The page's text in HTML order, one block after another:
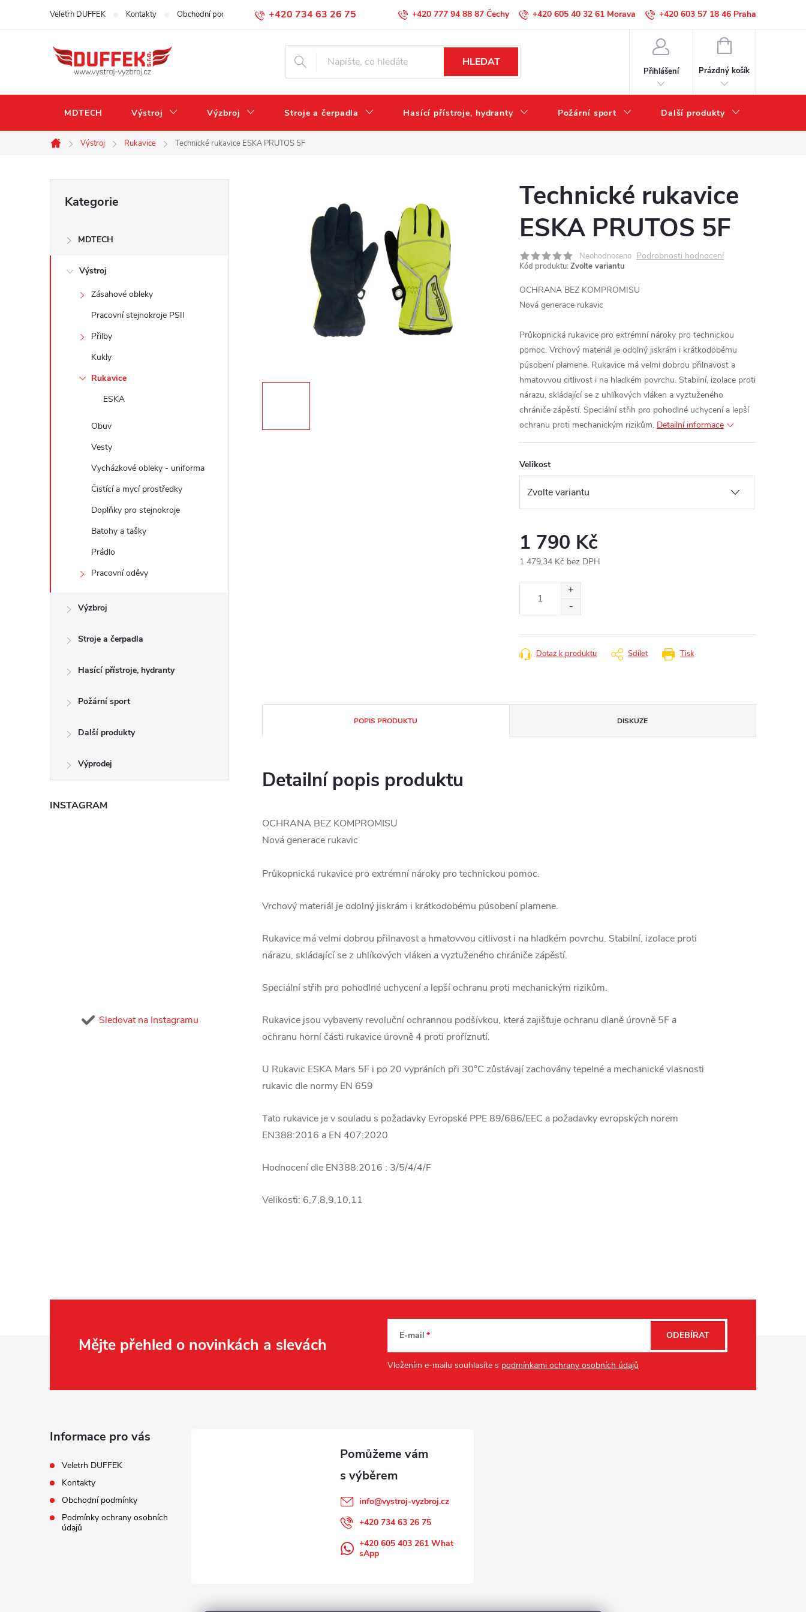
+420 734 63 26 75
Veletrh DUFFEK Kontakty Obchodní podmínky Podmínky ochrany osobních údajů +420 777 94 88 87 +420 605 40 32 61 +420 603 57 18 46
HLEDAT
Přihlášení
NÁKUPNÍ
Prázdný košík
MDTECH Výstroj Výzbroj Stroje a čerpadla Hasící přístroje, hydranty Požární sport Další produkty
Domů
Výstroj Rukavice Technické rukavice ESKA PRUTOS 5F
s
kategorie
Kategorie
MDTECH
Výstroj
Zásahové obleky
Pracovní stejnokroje PSII
Přilby
Kukly
Rukavice
ESKA
Obuv
Vesty
Vycházkové obleky - uniforma
Čistící a mycí prostředky
Doplňky pro stejnokroje
Batohy a tašky
Prádlo
Pracovní oděvy
Výzbroj
Stroje a čerpadla
Hasící přístroje, hydranty
Požární sport
Další produkty
Výprodej
INSTAGRAM
Sledovat na Instagramu
Technické rukavice
ESKA PRUTOS 5F
Neohodnoceno Podrobnosti hodnocení
Kód produktu: Zvolte variantu
OCHRANA BEZ KOMPROMISU
Nová generace rukavic
Průkopnická rukavice pro extrémní nároky pro technickou
pomoc. Vrchový materiál je odolný jiskrám i krátkodobému
púsobení plamene. Rukavice má velmi dobrou přilnavost a
hmatovvou citlivost i na hladkém povrchu. Stabilní, izolace proti
nárazu, skládající se z uhlíkových vláken a vyztuženého
chrániče zápěstí. Speciální střih pro pohodlné uchycení a lepší
ochranu proti mechanickým rizikům. Detailní informace
Velikost
1 790 Kč
1 479,34 Kč bez DPH
Tisk
Dotaz k produktu Sdílet
POPIS PRODUKTU DISKUZE
Detailní popis produktu
OCHRANA BEZ KOMPROMISU
Nová generace rukavic
Průkopnická rukavice pro extrémní nároky pro technickou pomoc.
Vrchový materiál je odolný jiskrám i krátkodobému púsobení plamene.
Rukavice má velmi dobrou přilnavost a hmatovvou citlivost i na hladkém povrchu. Stabilní, izolace proti
nárazu, skládající se z uhlíkových vláken a vyztuženého chrániče zápěstí.
Speciální střih pro pohodlné uchycení a lepší ochranu proti mechanickým rizikům.
Rukavice jsou vybaveny revoluční ochrannou podšívkou, která zajišťuje ochranu dlaně úrovně 5F a
ochranu horní části rukavice úrovně 4 proti proříznutí.
U Rukavic ESKA Mars 5F i po 20 vypráních při 30°C zůstávají zachovány tepelné a mechanické vlasnosti
rukavic dle normy EN 659
Tato rukavice je v souladu s požadavky Evropské PPE 89/686/EEC a požadavky evropských norem
EN388:2016 a EN 407:2020
Hodnocení dle EN388:2016 : 3/5/4/4/F
Velikosti: 6,7,8,9,10,11
Mějte přehled o novinkách a slevách E-mail
Vložením e-mailu souhlasíte s podmínkami ochrany osobních údajů
ODEBÍRAT
Informace pro vás
Veletrh DUFFEK
Kontakty
Obchodní podmínky
Podmínky ochrany osobních
údajů
info@vystroj-vyzbroj.cz
+420 734 63 26 75
+420 605 403 261 What
sApp